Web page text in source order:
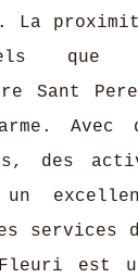
La
que
Sant
Avec
des
services
est